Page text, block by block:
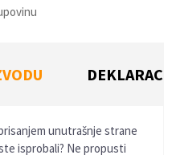
unutrašnje strane
isprobali? Ne propusti